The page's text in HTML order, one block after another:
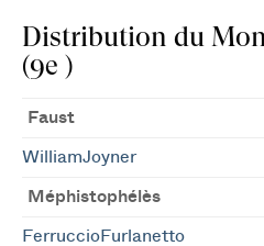
Distribution du
(9e )
Faust
WilliamJoyner
Méphistophélès
FerruccioFurlanetto